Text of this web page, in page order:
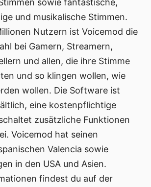
sowie fantastische,
und musikalische Stimmen.
Nutzern ist Voicemod die
bei Gamern, Streamern,
und allen, die ihre Stimme
und so klingen wollen, wie
wollen. Die Software ist
eine kostenpflichtige
zusätzliche Funktionen
Voicemod hat seinen
Valencia sowie
in den USA und Asien.
findest du auf der